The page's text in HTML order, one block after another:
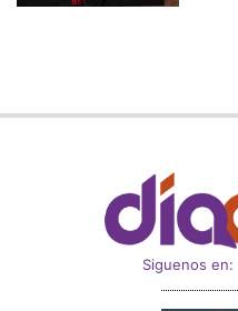
Siguenos en: